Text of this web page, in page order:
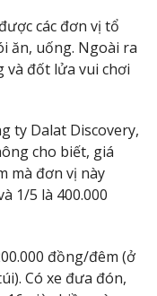
các đơn vị tổ
ăn, uống. Ngoài ra
đốt lửa vui chơi
ty Dalat Discovery,
cho biết, giá
mà đơn vị này
1/5 là 400.000
đồng/đêm (ở
Có xe đưa đón,